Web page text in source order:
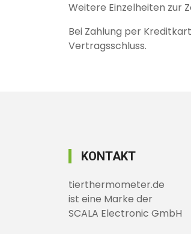
Weitere Einzelheiten zur
Bei Zahlung per
Vertragsschluss.
KONTAKT
tierthermometer.de
ist eine Marke der
SCALA Electronic GmbH